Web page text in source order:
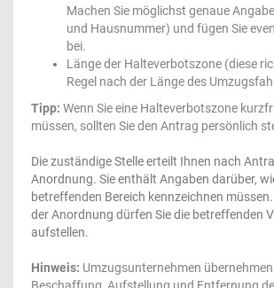
Machen Sie möglichst genaue
und Hausnummer) und fügen Sie
bei.
Länge der Halteverbotszone (diese
Regel nach der Länge des
Tipp: Wenn Sie eine Halteverbotszone
müssen, sollten Sie den Antrag persönlich
Die zuständige Stelle erteilt Ihnen nach
Anordnung. Sie enthält Angaben darüber,
betreffenden Bereich kennzeichnen
der Anordnung dürfen Sie die betreffenden
aufstellen.
Hinweis: Umzugsunternehmen